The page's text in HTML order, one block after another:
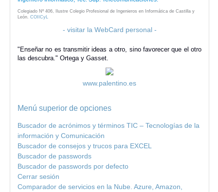
Colegiado Nº 406, Ilustre Colegio Profesional de Ingenieros en Informática de Castilla y
León. COIICyL
- visitar la WebCard personal -
"Enseñar no es transmitir ideas a otro, sino favorecer que el otro
las descubra." Ortega y Gasset.
www.palentino.es
Menú superior de opciones
Buscador de acrónimos y términos TIC – Tecnologías de la
información y Comunicación
Buscador de consejos y trucos para EXCEL
Buscador de passwords
Buscador de passwords por defecto
Cerrar sesión
Comparador de servicios en la Nube. Azure, Amazon,